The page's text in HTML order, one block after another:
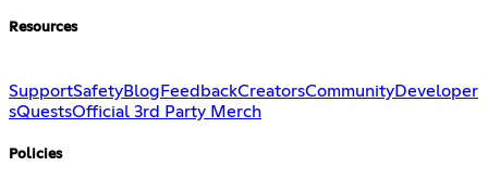
Resources
SupportSafetyBlog FeedbackCreatorsCommunityDeveloper
sQuestsOfficial 3rd Party Merch
Policies